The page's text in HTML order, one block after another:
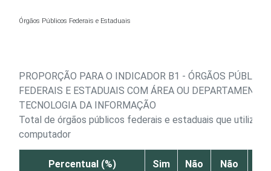
Órgãos Públicos Federais e Estaduais
PROPORÇÃO PARA O INDICADOR B1 - ÓRGÃOS
FEDERAIS E ESTADUAIS COM ÁREA OU DEPARTAMENTO
TECNOLOGIA DA INFORMAÇÃO
Total de órgãos públicos federais e estaduais que utilizam
computador
Percentual (%) Sim Não
Não